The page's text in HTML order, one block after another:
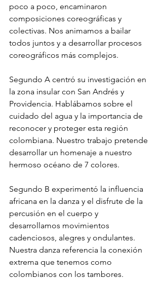
poco a poco, encaminaron
composiciones coreográficas y
colectivas. Nos animamos a bailar
todos juntos y a desarrollar procesos
coreográficos más complejos.
Segundo A centró su investigación en
la zona insular con San Andrés y
Providencia. Hablábamos sobre el
cuidado del agua y la importancia de
reconocer y proteger esta región
colombiana. Nuestro trabajo pretende
desarrollar un homenaje a nuestro
hermoso océano de 7 colores.
Segundo B experimentó la influencia
africana en la danza y el disfrute de la
percusión en el cuerpo y
desarrollamos movimientos
cadenciosos, alegres y ondulantes.
Nuestra danza referencia la conexión
extrema que tenemos como
colombianos con los tambores.